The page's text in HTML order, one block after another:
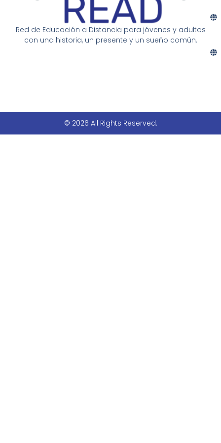
Red de Educación a Distancia para jóvenes y adultos
con una historia, un presente y un sueño común.
© 2026 All Rights Reserved.